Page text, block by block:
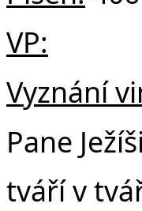
VP:
Vyznání
Pane
tváří v